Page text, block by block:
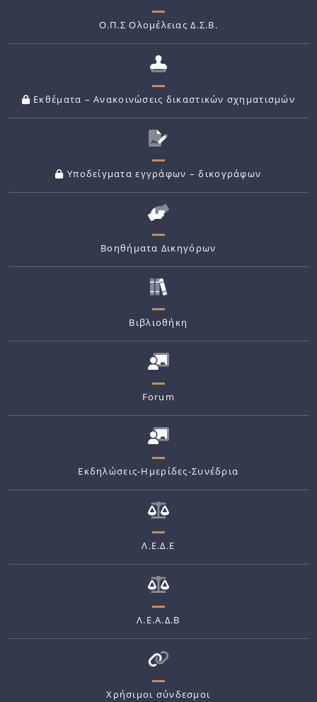
Ο.Π.Σ Ολομέλειας Δ.Σ.Β.
Εκθέματα – Ανακοινώσεις δικαστικών σχηματισμών
Υποδείγματα εγγράφων – δικογράφων
Βοηθήματα Δικηγόρων
Βιβλιοθήκη
Forum
Εκδηλώσεις-Ημερίδες-Συνέδρια
Λ.Ε.Δ.Ε
Λ.Ε.Α.Δ.Β
Χρήσιμοι σύνδεσμοι